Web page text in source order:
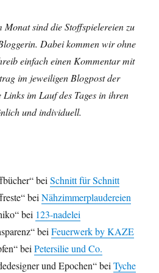
Monat sind die Stoffspielereien zu
Dabei kommen wir ohne
einfach einen Kommentar mit
im jeweiligen Blogpost der
Links im Lauf des Tages in ihren
und individuell.
beiSchnitt für Schnitt
beiNähzimmerplaudereien
bei 123-nadelei
beiFeuerwerk by KAZE
beiPetersilie und Co.
und Epochen“ beiTyche